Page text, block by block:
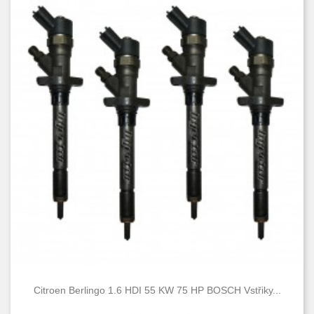
Citroen Berlingo 1.6 HDI 55 KW 75 HP BOSCH Vstřiky...